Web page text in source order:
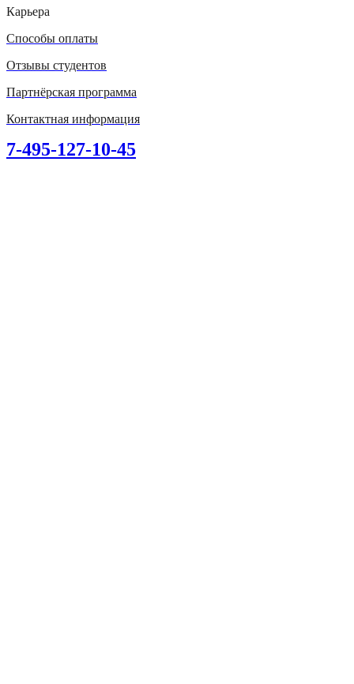
Карьера
Способы оплаты
Отзывы студентов
Партнёрская программа
Контактная информация
7-495-127-10-45